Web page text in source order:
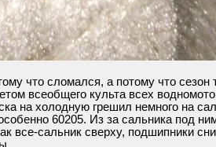
что сломался, а потому что
всеобщего культа всех
на холодную грешил немного на
60205. Из за сальника под
все-сальник сверху, подшипники